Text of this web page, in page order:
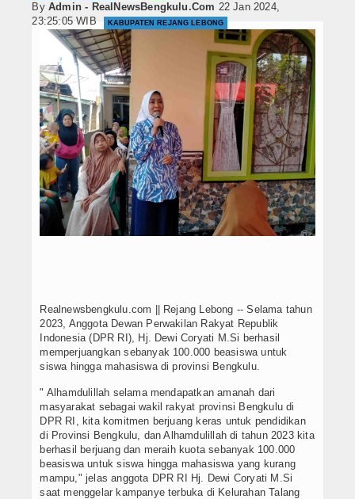
By Admin - RealNewsBengkulu.Com 22 Jan 2024,
23:25:05 WIB
KABUPATEN REJANG LEBONG
Realnewsbengkulu.com || Rejang Lebong -- Selama tahun
2023, Anggota Dewan Perwakilan Rakyat Republik
Indonesia (DPR RI), Hj. Dewi Coryati M.Si berhasil
memperjuangkan sebanyak 100.000 beasiswa untuk
siswa hingga mahasiswa di provinsi Bengkulu.
" Alhamdulillah selama mendapatkan amanah dari
masyarakat sebagai wakil rakyat provinsi Bengkulu di
DPR RI, kita komitmen berjuang keras untuk pendidikan
di Provinsi Bengkulu, dan Alhamdulillah di tahun 2023 kita
berhasil berjuang dan meraih kuota sebanyak 100.000
beasiswa untuk siswa hingga mahasiswa yang kurang
mampu," jelas anggota DPR RI Hj. Dewi Coryati M.Si
saat menggelar kampanye terbuka di Kelurahan Talang